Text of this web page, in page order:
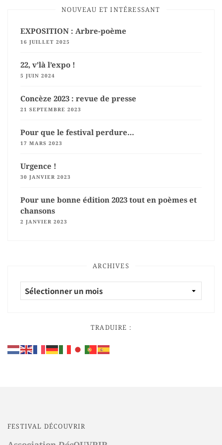
NOUVEAU ET INTÉRESSANT
EXPOSITION : Arbre-poème
16 JUILLET 2025
22, v’là l’expo !
5 JUIN 2024
Concèze 2023 : revue de presse
21 SEPTEMBRE 2023
Pour que le festival perdure…
17 MARS 2023
Urgence !
30 JANVIER 2023
Pour une bonne édition 2023 tout en poèmes et
chansons
2 JANVIER 2023
ARCHIVES
TRADUIRE :
FESTIVAL DÉCOUVRIR